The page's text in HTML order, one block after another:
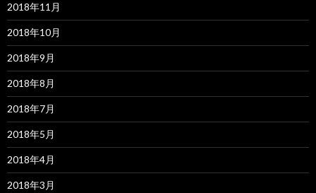
2018年11月
2018年10月
2018年9月
2018年8月
2018年7月
2018年5月
2018年4月
2018年3月